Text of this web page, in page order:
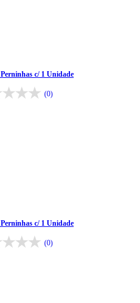
c/ 1 Unidade
(0)
c/ 1 Unidade
(0)